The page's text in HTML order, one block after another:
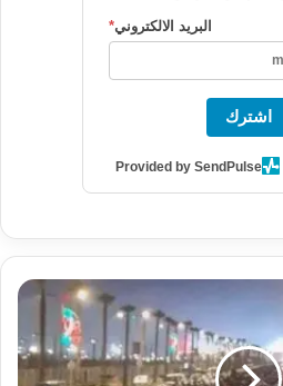
البريد الالكتروني*
اشترك
Provided by SendPulse